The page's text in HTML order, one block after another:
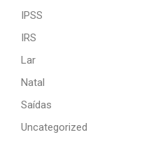
IPSS
IRS
Lar
Natal
Saídas
Uncategorized